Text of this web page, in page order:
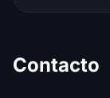
Contacto